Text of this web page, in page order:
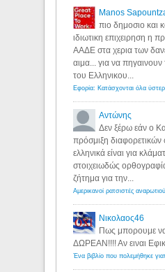
Manos
πιο δημοσιο και
ιδιωτικη επιχειρηση η
ΑΑΔΕ στα χερια των
αιμα... για να
του Ελληνικου...
Αντώνης
Δεν ξέρω εάν ο
πρόσμιξη
ελληνικά είναι για
στοιχειωδώς
ζήτημα για την...
Νικολαος46
Πως μπορουμε
ΔΩΡΕΑΝ!!!! Αν ειναι